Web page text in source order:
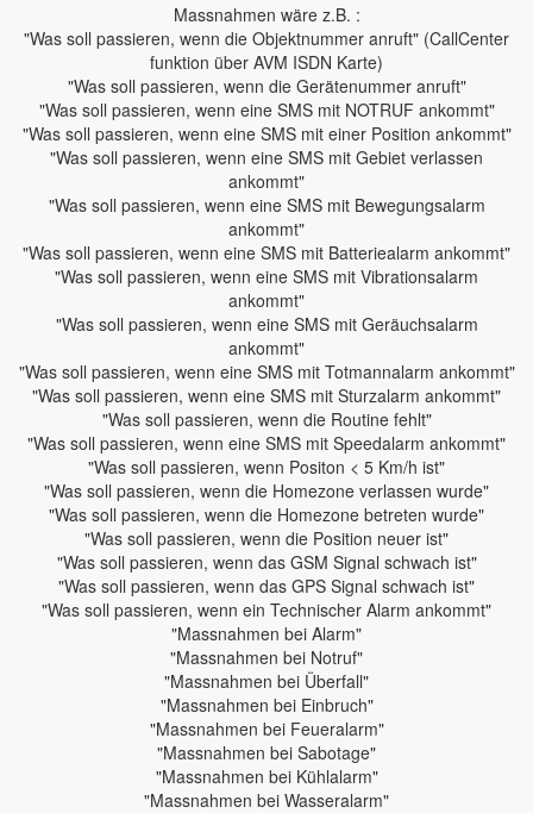
Massnahmen wäre z.B. :
"Was soll passieren, wenn die Objektnummer anruft" (CallCenter
funktion über AVM ISDN Karte)
"Was soll passieren, wenn die Gerätenummer anruft"
"Was soll passieren, wenn eine SMS mit NOTRUF ankommt"
"Was soll passieren, wenn eine SMS mit einer Position ankommt"
"Was soll passieren, wenn eine SMS mit Gebiet verlassen
ankommt"
"Was soll passieren, wenn eine SMS mit Bewegungsalarm
ankommt"
"Was soll passieren, wenn eine SMS mit Batteriealarm ankommt"
"Was soll passieren, wenn eine SMS mit Vibrationsalarm
ankommt"
"Was soll passieren, wenn eine SMS mit Geräuchsalarm
ankommt"
"Was soll passieren, wenn eine SMS mit Totmannalarm ankommt"
"Was soll passieren, wenn eine SMS mit Sturzalarm ankommt"
"Was soll passieren, wenn die Routine fehlt"
"Was soll passieren, wenn eine SMS mit Speedalarm ankommt"
"Was soll passieren, wenn Positon < 5 Km/h ist"
"Was soll passieren, wenn die Homezone verlassen wurde"
"Was soll passieren, wenn die Homezone betreten wurde"
"Was soll passieren, wenn die Position neuer ist"
"Was soll passieren, wenn das GSM Signal schwach ist"
"Was soll passieren, wenn das GPS Signal schwach ist"
"Was soll passieren, wenn ein Technischer Alarm ankommt"
"Massnahmen bei Alarm"
"Massnahmen bei Notruf"
"Massnahmen bei Überfall"
"Massnahmen bei Einbruch"
"Massnahmen bei Feueralarm"
"Massnahmen bei Sabotage"
"Massnahmen bei Kühlalarm"
"Massnahmen bei Wasseralarm"